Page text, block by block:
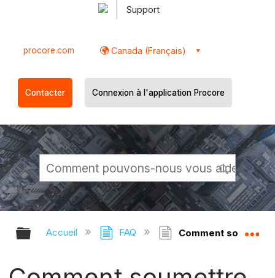
Support
procore.com Canada (Français)
Contacter Connexion à l'application Procore
Développer/réduire la hiérarchie
Accueil FAQ Comment